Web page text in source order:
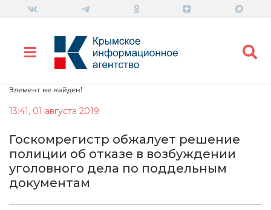
Элемент не найден!
13:41, 01 августа 2019
Госкомрегистр обжалует решение
полиции об отказе в возбуждении
уголовного дела по поддельным
документам